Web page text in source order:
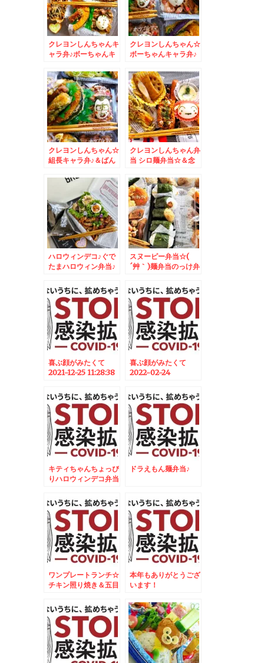
クレヨンしんちゃんキ
ャラ弁♪ボーちゃんキ
☆さるふつ村の帆立
～！！！！！
クレヨンしんちゃん☆
ボーちゃんキャラ弁♪
まぼこ～＾＾♪
クレヨンしんちゃん☆
組長キャラ弁♪＆ばん
うますぎる～～～～～
クレヨンしんちゃん弁
当 シロ麺弁当☆＆念
ィッシュ３００ｇｗｗ
ｗ
ハロウィンデコ♪ぐで
たまハロウィン弁当♪
スヌーピー弁当☆(
´艸｀)麺弁当のっけ弁
喜ぶ顔がみたくて
2021-12-25 11:28:38
喜ぶ顔がみたくて
2022-02-24
キティちゃんちょっぴ
りハロウィンデコ弁当
HORAI肉まん祭り☆
ドラえもん麺弁当♪
ワンプレートランチ☆
チキン照り焼き＆五目
ート☆
本年もありがとうござ
います！